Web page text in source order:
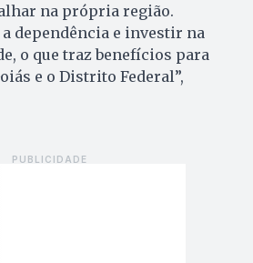
na própria região.
dependência e investir na
o que traz benefícios para
e o Distrito Federal”,